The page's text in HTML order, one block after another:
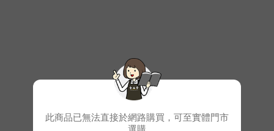
此商品已無法直接於網路購買，可至實體門市
選購